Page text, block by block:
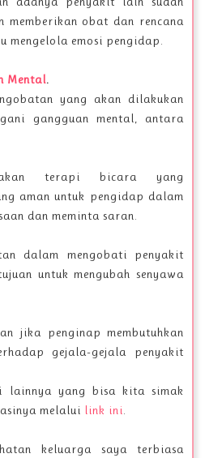
memberikan obat dan rencana
mengelola emosi pengidap.
Mental.
yang akan dilakukan
gangguan mental, antara
terapi bicara yang
aman untuk pengidap dalam
dan meminta saran.
dalam mengobati penyakit
untuk mengubah senyawa
jika penginap membutuhkan
gejala-gejala penyakit
lainnya yang bisa kita simak
melalui link ini.
keluarga saya terbiasa